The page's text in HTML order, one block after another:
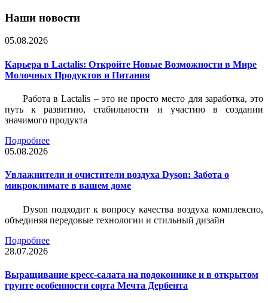
Наши новости
05.08.2026
Карьера в Lactalis: Откройте Новые Возможности в Мире
Молочных Продуктов и Питания
Работа в Lactalis – это не просто место для заработка, это
путь к развитию, стабильности и участию в создании
значимого продукта
Подробнее
05.08.2026
Увлажнители и очистители воздуха Dyson: Забота о
микроклимате в вашем доме
Dyson подходит к вопросу качества воздуха комплексно,
объединяя передовые технологии и стильный дизайн
Подробнее
28.07.2026
Выращивание кресс-салата на подоконнике и в открытом
грунте особенности сорта Мечта Дербента